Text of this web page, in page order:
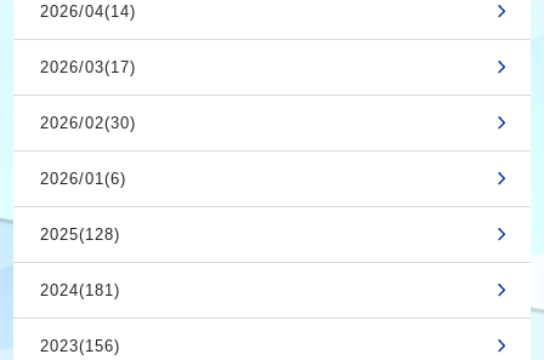
2026/04(14)
2026/03(17)
2026/02(30)
2026/01(6)
2025(128)
2024(181)
2023(156)